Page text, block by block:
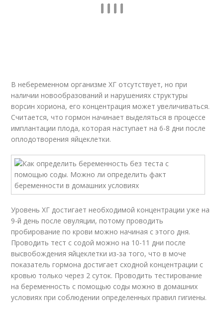
В небеременном организме ХГ отсутствует, но при
наличии новообразований и нарушениях структуры
ворсин хориона, его концентрация может увеличиваться.
Считается, что гормон начинает выделяться в процессе
имплантации плода, которая наступает на 6-8 дни после
оплодотворения яйцеклетки.
Уровень ХГ достигает необходимой концентрации уже на
9-й день после овуляции, потому проводить
пробирование по крови можно начиная с этого дня.
Проводить тест с содой можно на 10-11 дни после
высвобождения яйцеклетки из-за того, что в моче
показатель гормона достигает сходной концентрации с
кровью только через 2 суток. Проводить тестирование
на беременность с помощью соды можно в домашних
условиях при соблюдении определенных правил гигиены.